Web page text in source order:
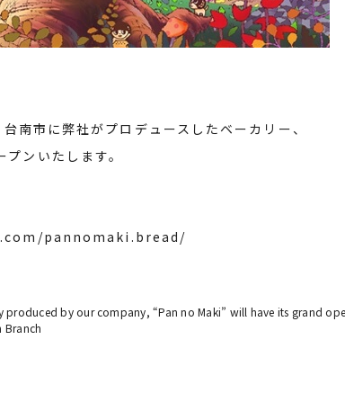
南市に弊社がプロデュースしたベーカリー、
ンいたします。
pannomaki.bread/
produced by our company, “Pan no Maki” will have its grand
Branch